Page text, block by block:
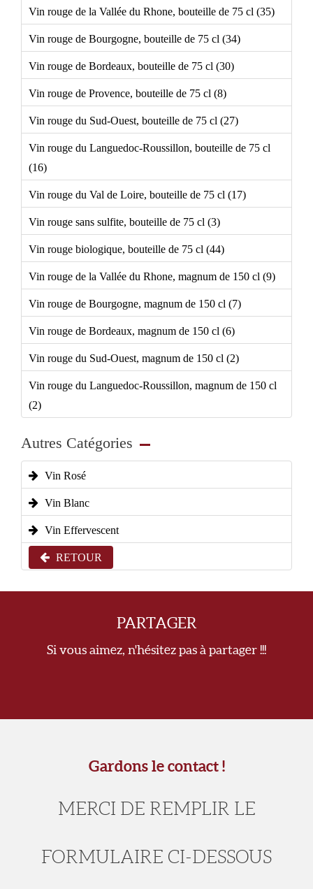
Vin rouge de la Vallée du Rhone, bouteille de 75 cl (35)
Vin rouge de Bourgogne, bouteille de 75 cl (34)
Vin rouge de Bordeaux, bouteille de 75 cl (30)
Vin rouge de Provence, bouteille de 75 cl (8)
Vin rouge du Sud-Ouest, bouteille de 75 cl (27)
Vin rouge du Languedoc-Roussillon, bouteille de 75 cl
(16)
Vin rouge du Val de Loire, bouteille de 75 cl (17)
Vin rouge sans sulfite, bouteille de 75 cl (3)
Vin rouge biologique, bouteille de 75 cl (44)
Vin rouge de la Vallée du Rhone, magnum de 150 cl (9)
Vin rouge de Bourgogne, magnum de 150 cl (7)
Vin rouge de Bordeaux, magnum de 150 cl (6)
Vin rouge du Sud-Ouest, magnum de 150 cl (2)
Vin rouge du Languedoc-Roussillon, magnum de 150 cl
(2)
Autres Catégories
Vin Rosé
Vin Blanc
Vin Effervescent
RETOUR
PARTAGER
Si vous aimez, n'hésitez pas à partager !!!
Gardons le contact !
MERCI DE REMPLIR LE
FORMULAIRE CI-DESSOUS